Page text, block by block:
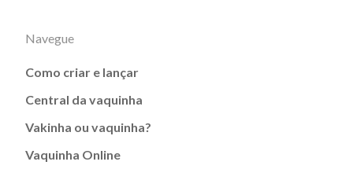
Navegue
Como criar e lançar
Central da vaquinha
Vakinha ou vaquinha?
Vaquinha Online